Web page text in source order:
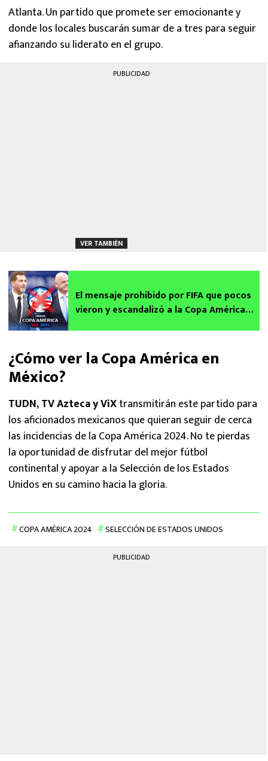
Atlanta. Un partido que promete ser emocionante y
donde los locales buscarán sumar de a tres para seguir
afianzando su liderato en el grupo.
PUBLICIDAD
VER TAMBIÉN
El mensaje prohibido por FIFA que pocos
vieron y escandalizó a la Copa América
¿Cómo ver la Copa América en
México?
TUDN, TV Azteca y ViXtransmitirán este partido para
los aficionados mexicanos que quieran seguir de cerca
las incidencias de la Copa América 2024. No te pierdas
la oportunidad de disfrutar del mejor fútbol
continental y apoyar a la Selección de los Estados
Unidos en su camino hacia la gloria.
COPA AMÉRICA 2024 SELECCIÓN DE ESTADOS UNIDOS
PUBLICIDAD